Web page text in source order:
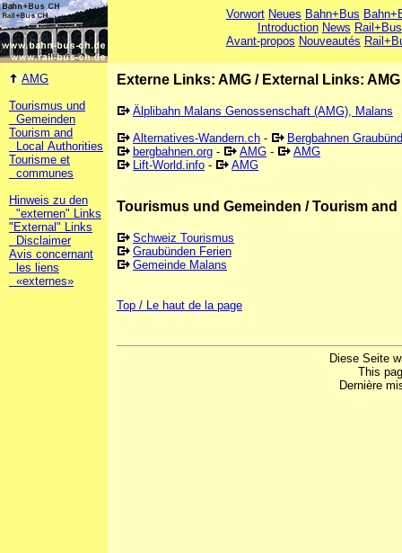
Vorwort Neues Bahn+Bus
Introduction News Rail+Bus
Avant-propos Nouveautés
AMG
Tourismus und
Gemeinden
Tourism and
Local Authorities
Tourisme et
communes
Hinweis zu den
"externen" Links
"External" Links
Disclaimer
Avis concernant
les liens
«externes»
Externe Links: AMG / External Links: AMG
Älplibahn Malans Genossenschaft (AMG), Malans
Alternatives-Wandern.ch -
Bergbahnen
bergbahnen.org - AMG -
AMG
Lift-World.info - AMG
Tourismus und Gemeinden / Tourism
Schweiz Tourismus
Graubünden Ferien
Gemeinde Malans
Top / Le haut de la page
Diese Seite
This
Dernière